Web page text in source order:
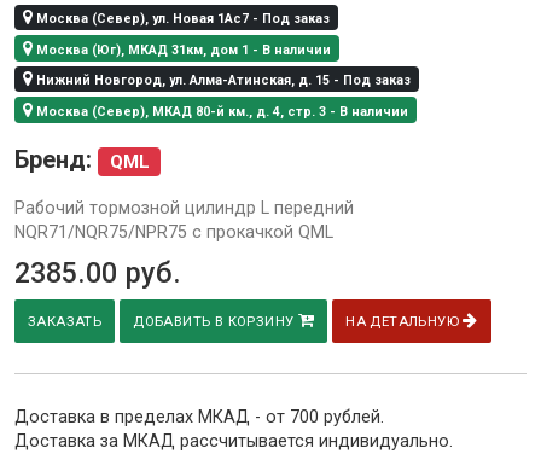
Москва (Север), ул. Новая 1Ас7 - Под заказ
Москва (Юг), МКАД 31км, дом 1 - В наличии
Нижний Новгород, ул. Алма-Атинская, д. 15 - Под заказ
Москва (Север), МКАД 80-й км., д. 4, стр. 3 - В наличии
Бренд: QML
Рабочий тормозной цилиндр L передний
NQR71/NQR75/NPR75 с прокачкой QML
2385.00 руб.
ЗАКАЗАТЬ ДОБАВИТЬ В КОРЗИНУ НА ДЕТАЛЬНУЮ
Доставка в пределах МКАД - от 700 рублей.
Доставка за МКАД рассчитывается индивидуально.